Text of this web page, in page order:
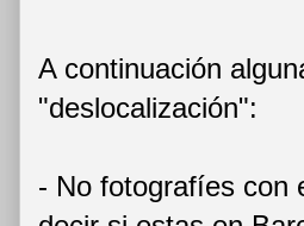
A continuación
"deslocalización":
- No fotografíes con